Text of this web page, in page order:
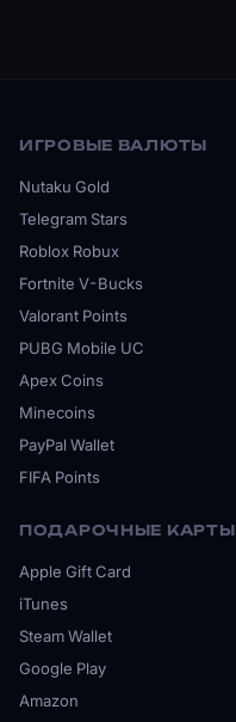
ИГРОВЫЕ ВАЛЮТЫ
Nutaku Gold
Telegram Stars
Roblox Robux
Fortnite V-Bucks
Valorant Points
PUBG Mobile UC
Apex Coins
Minecoins
PayPal Wallet
FIFA Points
ПОДАРОЧНЫЕ КАРТЫ
Apple Gift Card
iTunes
Steam Wallet
Google Play
Amazon